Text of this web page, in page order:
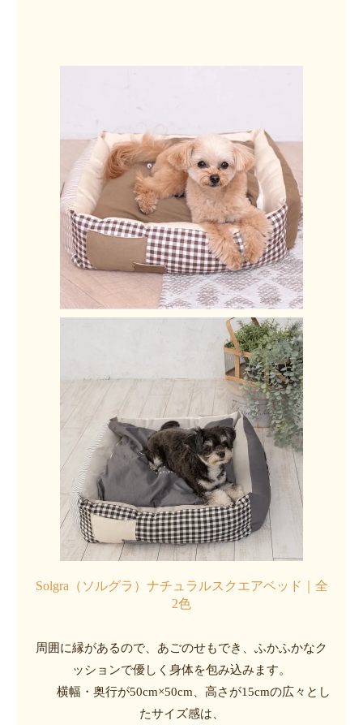
Solgra（ソルグラ）ナチュラルスクエアベッド｜全
2色
周囲に縁があるので、あごのせもでき、ふかふかなク
ッションで優しく身体を包み込みます。
横幅・奥行が50cm×50cm、高さが15cmの広々とし
たサイズ感は、